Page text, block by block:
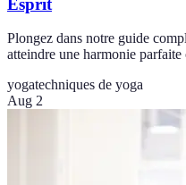
Plongez dans notre guide
atteindre une harmonie parfaite
yogatechniques de yoga
Aug 2